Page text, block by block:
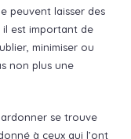
peuvent laisser des
il est important de
minimiser ou
non plus une
se trouve
à ceux qui l’ont